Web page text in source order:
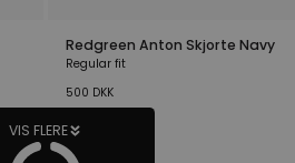
Redgreen Anton Skjorte Navy
Regular fit
500 DKK
VIS FLERE